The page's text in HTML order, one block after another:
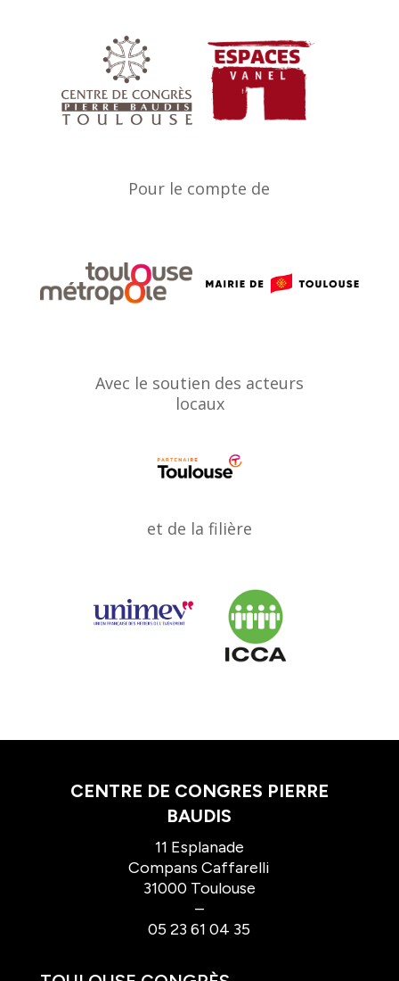
Pour le compte de
Avec le soutien des acteurs
locaux
et de la filière
CENTRE DE CONGRES PIERRE
BAUDIS
11 Esplanade
Compans Caffarelli
31000 Toulouse
–
05 23 61 04 35